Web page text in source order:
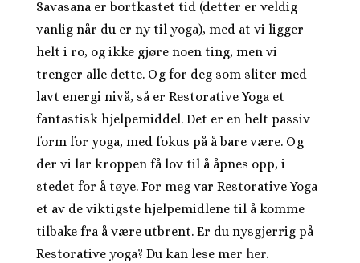
Savasana er bortkastet tid (detter er veldig
vanlig når du er ny til yoga), med at vi ligger
helt i ro, og ikke gjøre noen ting, men vi
trenger alle dette. Og for deg som sliter med
lavt energi nivå, så er Restorative Yoga et
fantastisk hjelpemiddel. Det er en helt passiv
form for yoga, med fokus på å bare være. Og
der vi lar kroppen få lov til å åpnes opp, i
stedet for å tøye. For meg var Restorative Yoga
et av de viktigste hjelpemidlene til å komme
tilbake fra å være utbrent. Er du nysgjerrig på
Restorative yoga? Du kan lese mer her.